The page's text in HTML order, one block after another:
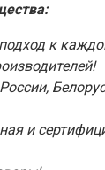
к
и